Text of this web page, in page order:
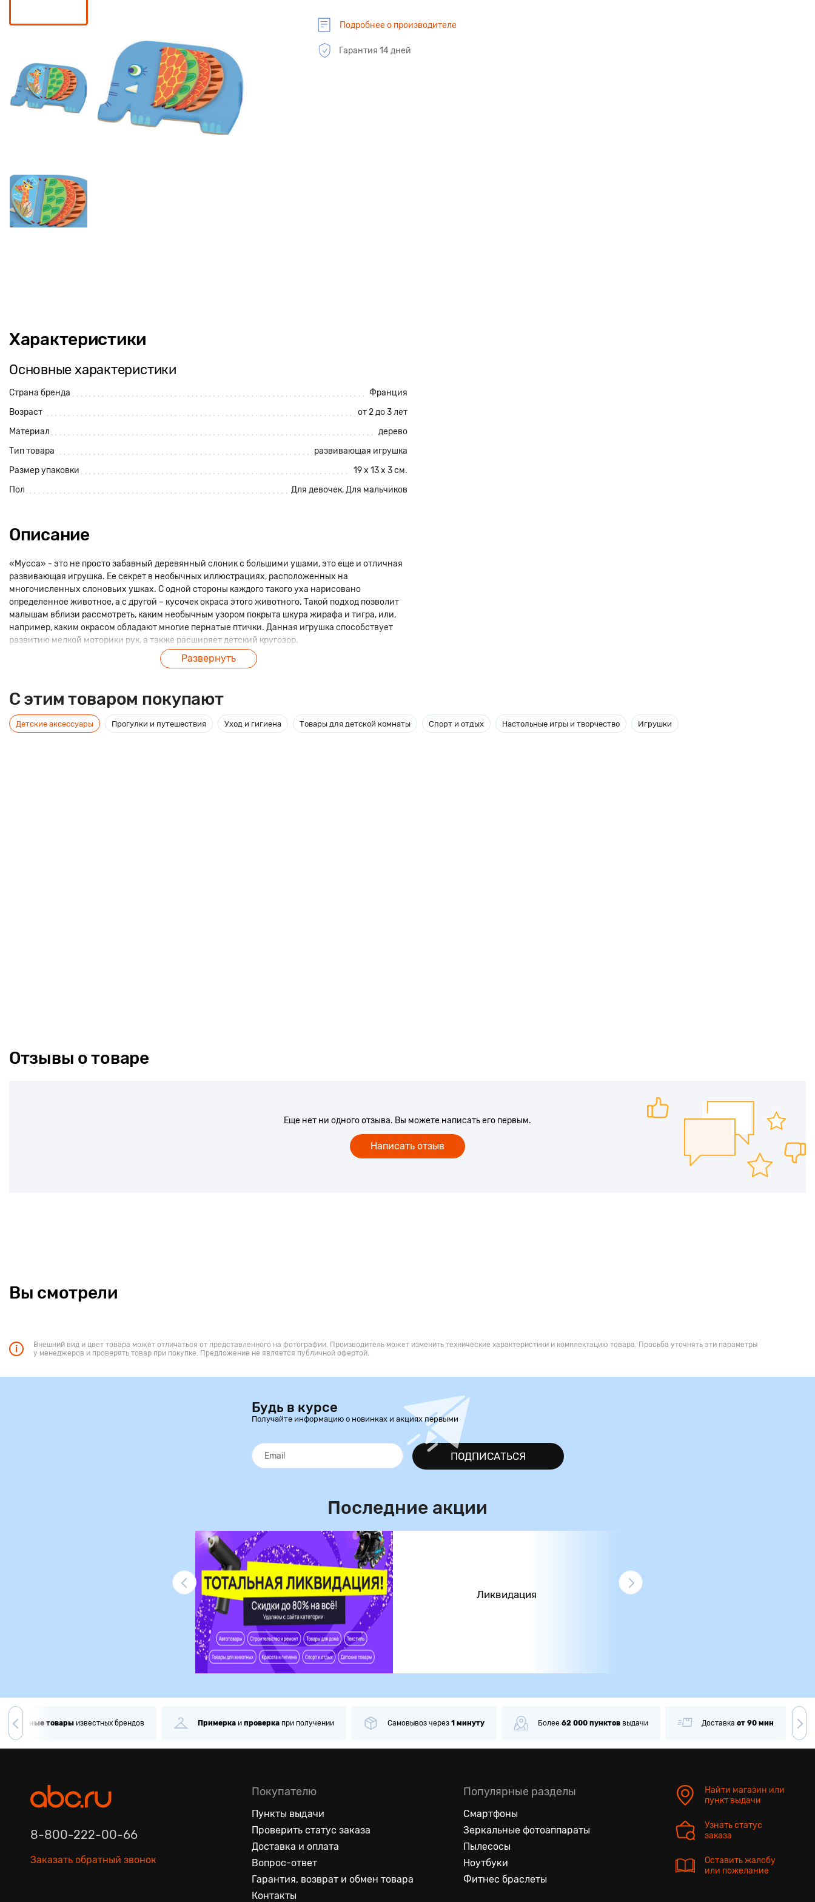
Подробнее о производителе
Гарантия 14 дней
Характеристики
Основные характеристики
Страна бренда
Франция
Возраст
от 2 до 3 лет
Материал
дерево
Тип товара
развивающая игрушка
Размер упаковки
19 x 13 x 3 см.
Пол
Для девочек, Для мальчиков
Описание
«Мусса» - это не просто забавный деревянный слоник с большими ушами, это еще и отличная
развивающая игрушка. Ее секрет в необычных иллюстрациях, расположенных на
многочисленных слоновьих ушках. С одной стороны каждого такого уха нарисовано
определенное животное, а с другой – кусочек окраса этого животного. Такой подход позволит
малышам вблизи рассмотреть, каким необычным узором покрыта шкура жирафа и тигра, или,
например, каким окрасом обладают многие пернатые птички. Данная игрушка способствует
развитию мелкой моторики рук, а также расширяет детский кругозор.
Развернуть
C этим товаром покупают
Детские аксессуары Прогулки и путешествия Уход и гигиена Товары для детской комнаты Спорт и отдых Настольные игры и творчество Игрушки
Отзывы о товаре
Еще нет ни одного отзыва. Вы можете написать его первым.
Написать отзыв
Вы смотрели
Внешний вид и цвет товара может отличаться от представленного на фотографии. Производитель может изменить технические характеристики и комплектацию товара. Просьба уточнять эти параметры
у менеджеров и проверять товар при покупке. Предложение не является публичной офертой.
Будь в курсе
Получайте информацию о новинках и акциях первыми
ПОДПИСАТЬСЯ
Последние акции
Ликвидация
товары известных брендов Примерка и проверка при получении Самовывоз через 1 минуту Более 62 000 пунктов выдачи Доставка от 90 мин
8-800-222-00-66
Заказать обратный звонок
Покупателю
Пункты выдачи
Проверить статус заказа
Доставка и оплата
Вопрос-ответ
Гарантия, возврат и обмен товара
Контакты
Популярные разделы
Смартфоны
Зеркальные фотоаппараты
Пылесосы
Ноутбуки
Фитнес браслеты
Найти магазин или
пункт выдачи
Узнать статус
заказа
Оставить жалобу
или пожелание